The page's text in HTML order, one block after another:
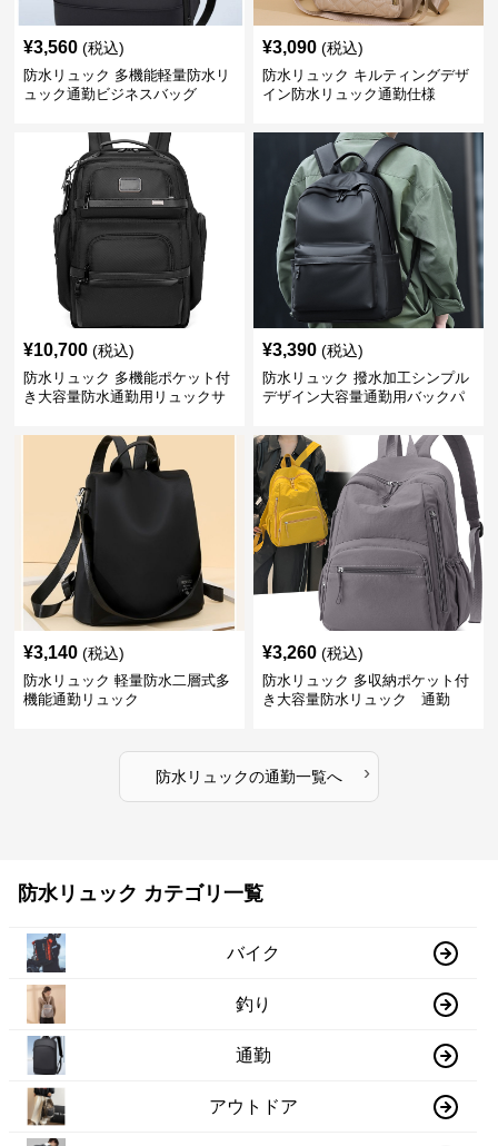
¥3,560 (税込)
防水リュック 多機能軽量防水リ
ュック通勤ビジネスバッグ
¥3,090 (税込)
防水リュック キルティングデザ
イン防水リュック通勤仕様
¥10,700 (税込)
防水リュック 多機能ポケット付
き大容量防水通勤用リュックサ
¥3,390 (税込)
防水リュック 撥水加工シンプル
デザイン大容量通勤用バックパ
¥3,140 (税込)
防水リュック 軽量防水二層式多
機能通勤リュック
¥3,260 (税込)
防水リュック 多収納ポケット付
き大容量防水リュック 通勤
防水リュックの通勤一覧へ ›
防水リュック カテゴリ一覧
バイク
釣り
通勤
アウトドア